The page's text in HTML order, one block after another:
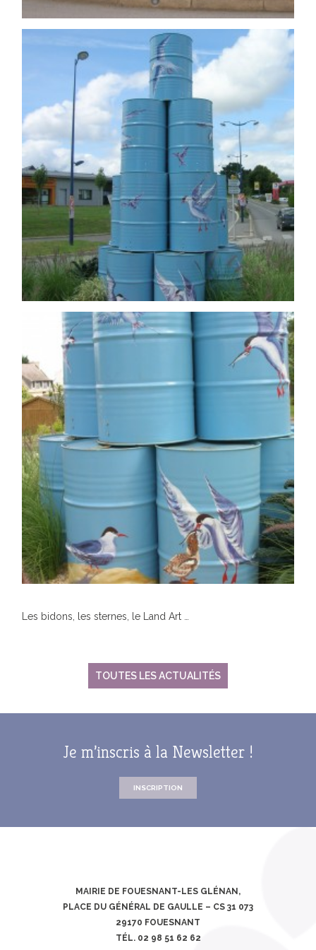
Les bidons, les sternes, le Land Art …
TOUTES LES ACTUALITÉS
Je m’inscris à la Newsletter !
INSCRIPTION
MAIRIE DE FOUESNANT-LES GLÉNAN,
PLACE DU GÉNÉRAL DE GAULLE – CS 31 073
29170 FOUESNANT
TÉL. 02 98 51 62 62